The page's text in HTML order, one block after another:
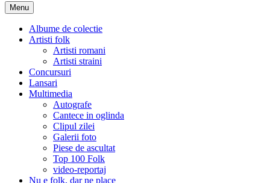
Menu Skip
to
content
Albume de colectie
Artisti folk
Artisti romani
Artisti straini
Concursuri
Lansari
Multimedia
Autografe
Cantece in oglinda
Clipul zilei
Galerii foto
Piese de ascultat
Top 100 Folk
video-reportaj
Nu e folk, dar ne place